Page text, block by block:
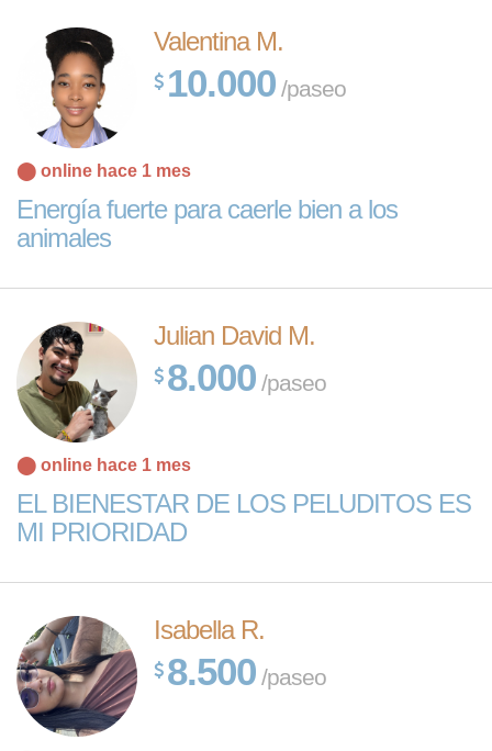
Valentina M.
10.000 /paseo
⬤ online hace 1 mes
Energía fuerte para caerle bien a los
animales
Julian David M.
8.000 /paseo
⬤ online hace 1 mes
EL BIENESTAR DE LOS PELUDITOS ES
MI PRIORIDAD
Isabella R.
8.500 /paseo